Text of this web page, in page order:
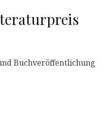
Buchveröffentlichung